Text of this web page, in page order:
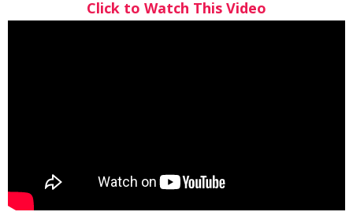
Click to Watch This Video